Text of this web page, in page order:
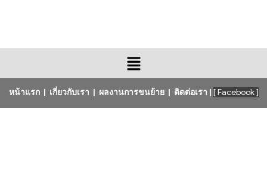
หน้าแรก| เกี่ยวกับเรา | ผลงานการขนย้าย| ติดต่อเรา | [ Facebook ]